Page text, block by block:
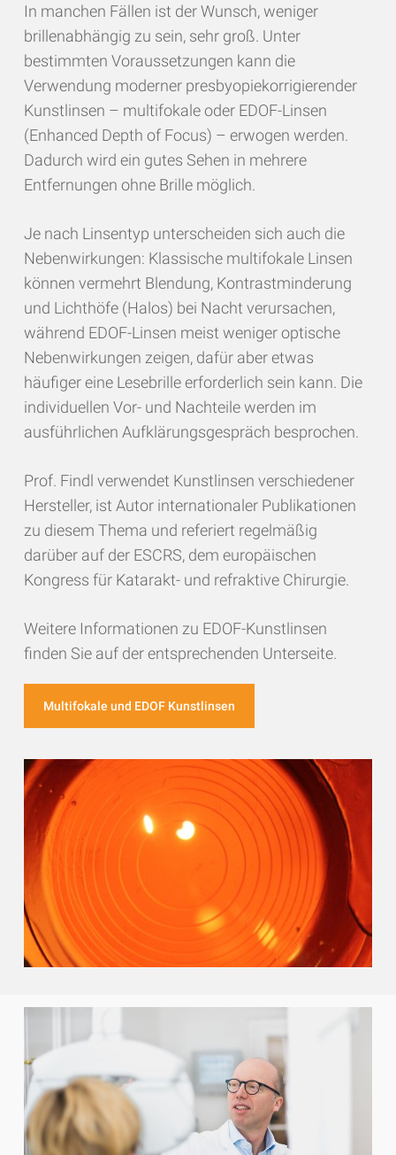
In manchen Fällen ist der Wunsch, weniger
brillenabhängig zu sein, sehr groß. Unter
bestimmten Voraussetzungen kann die
Verwendung moderner presbyopiekorrigierender
Kunstlinsen – multifokale oder EDOF-Linsen
(Enhanced Depth of Focus) – erwogen werden.
Dadurch wird ein gutes Sehen in mehrere
Entfernungen ohne Brille möglich.
Je nach Linsentyp unterscheiden sich auch die
Nebenwirkungen: Klassische multifokale Linsen
können vermehrt Blendung, Kontrastminderung
und Lichthöfe (Halos) bei Nacht verursachen,
während EDOF-Linsen meist weniger optische
Nebenwirkungen zeigen, dafür aber etwas
häufiger eine Lesebrille erforderlich sein kann. Die
individuellen Vor- und Nachteile werden im
ausführlichen Aufklärungsgespräch besprochen.
Prof. Findl verwendet Kunstlinsen verschiedener
Hersteller, ist Autor internationaler Publikationen
zu diesem Thema und referiert regelmäßig
darüber auf der ESCRS, dem europäischen
Kongress für Katarakt- und refraktive Chirurgie.
Weitere Informationen zu EDOF-Kunstlinsen
finden Sie auf der entsprechenden Unterseite.
Multifokale und EDOF Kunstlinsen